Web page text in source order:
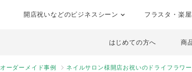
開店祝いなどのビジネスシーン フラスタ・楽
はじめての方へ 商
オーダーメイド事例 ネイルサロン様開店お祝いのドライフラワ